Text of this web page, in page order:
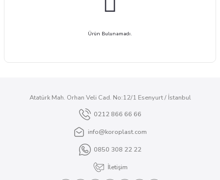
Ürün Bulunamadı.
Atatürk Mah. Orhan Veli Cad. No:12/1 Esenyurt / İstanbul
0212 866 66 66
info@koroplast.com
0850 308 22 22
İletişim